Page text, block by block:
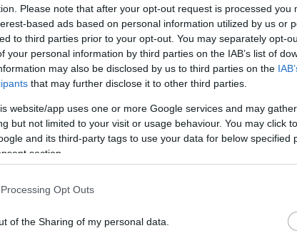
Please note that after your opt-out request is processed you
based ads based on personal information utilized by us or
to third parties prior to your opt-out. You may separately opt-
your personal information by third parties on the IAB’s list of
may also be disclosed by us to third parties on the
that may further disclose it to other third parties.
website/app uses one or more Google services and may
but not limited to your visit or usage behaviour. You may click
and its third-party tags to use your data for below specified
section.
Opt Outs
of the Sharing of my personal data.